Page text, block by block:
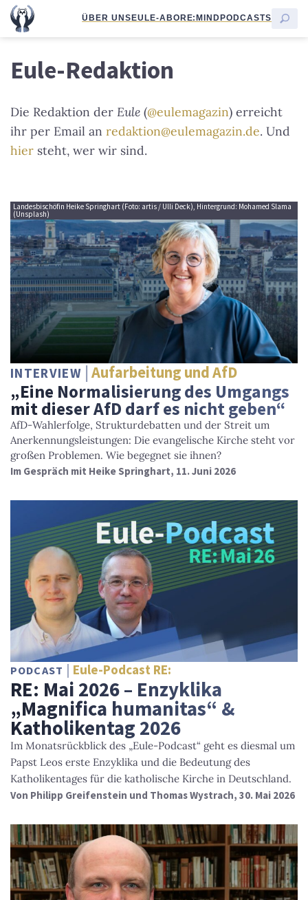
ÜBER UNSEULE-ABORE:MINDPODCASTS
Eule-Redaktion
Die Redaktion der Eule (@eulemagazin) erreicht
ihr per Email an redaktion@eulemagazin.de. Und
hier steht, wer wir sind.
Landesbischöfin Heike Springhart (Foto: artis / Ulli Deck), Hintergrund: Mohamed Slama
(Unsplash)
INTERVIEW Aufarbeitung und AfD
„Eine Normalisierung des Umgangs
mit dieser AfD darf es nicht geben“
AfD-Wahlerfolge, Strukturdebatten und der Streit um
Anerkennungsleistungen: Die evangelische Kirche steht vor
großen Problemen. Wie begegnet sie ihnen?
Im Gespräch mit Heike Springhart, 11. Juni 2026
PODCAST Eule-Podcast RE:
RE: Mai 2026 – Enzyklika
„Magnifica humanitas“ &
Katholikentag 2026
Im Monatsrückblick des „Eule-Podcast“ geht es diesmal um
Papst Leos erste Enzyklika und die Bedeutung des
Katholikentages für die katholische Kirche in Deutschland.
Von Philipp Greifenstein und Thomas Wystrach, 30. Mai 2026